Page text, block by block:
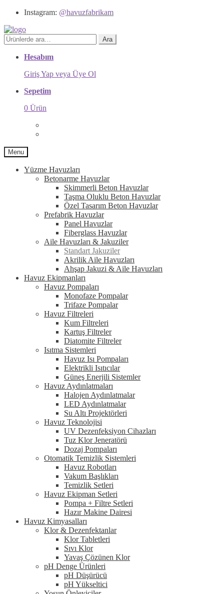
Instagram: @havuzfabrikam
Ara: Ara
Hesabım
Giriş Yap veya Üye Ol
Sepetim
0 Ürün
Menu
Yüzme Havuzları
Betonarme Havuzlar
Skimmerli Beton Havuzlar
Taşma Oluklu Beton Havuzlar
Özel Tasarım Beton Havuzlar
Prefabrik Havuzlar
Panel Havuzlar
Fiberglass Havuzlar
Aile Havuzları & Jakuziler
Standart Jakuziler
Akrilik Aile Havuzları
Ahşap Jakuzi & Aile Havuzları
Havuz Ekipmanları
Havuz Pompaları
Monofaze Pompalar
Trifaze Pompalar
Havuz Filtreleri
Kum Filtreleri
Kartuş Filtreler
Diatomite Filtreler
Isıtma Sistemleri
Havuz Isı Pompaları
Elektrikli Isıtıcılar
Güneş Enerjili Sistemler
Havuz Aydınlatmaları
Halojen Aydınlatmalar
LED Aydınlatmalar
Su Altı Projektörleri
Havuz Teknolojisi
UV Dezenfeksiyon Cihazları
Tuz Klor Jeneratörü
Dozaj Pompaları
Otomatik Temizlik Sistemleri
Havuz Robotları
Vakum Başlıkları
Temizlik Setleri
Havuz Ekipman Setleri
Pompa + Filtre Setleri
Hazır Makine Dairesi
Havuz Kimyasalları
Klor & Dezenfektanlar
Klor Tabletleri
Sıvı Klor
Yavaş Çözünen Klor
pH Denge Ürünleri
pH Düşürücü
pH Yükseltici